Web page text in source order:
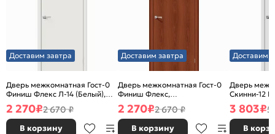
Доставим завтра
Дверь межкомнатная Гост-0
Финиш Флекс Л-14 (Белый),
глухая, каркасно-щитовая
2 270₽2 670 ₽
В корзину
Доставим завтра
Дверь межкомнатная Гост-0
Финиш Флекс,
Ламинированные Л-11
(ИталОрех), глухая, каркасно-
щитовая
2 270₽2 670 ₽
В корзину
Доставим
Дверь
Скинни-12
глухая,
3 803₽5
В